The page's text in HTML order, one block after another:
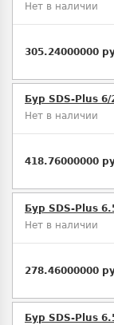
Нет в наличии
305.24000000
Бур SDS-Plus 6/
Нет в наличии
418.76000000
Бур SDS-Plus
Нет в наличии
278.46000000
Бур SDS-Plus